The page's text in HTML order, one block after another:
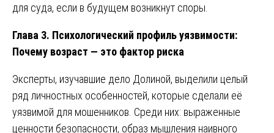
для суда, если в будущем возникнут споры.
Глава 3. Психологический профиль уязвимости:
Почему возраст — это фактор риска
Эксперты, изучавшие дело Долиной, выделили целый
ряд личностных особенностей, которые сделали её
уязвимой для мошенников. Среди них: выраженные
ценности безопасности, образ мышления наивного